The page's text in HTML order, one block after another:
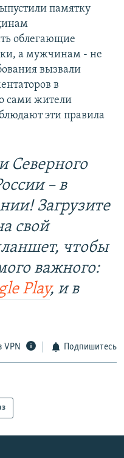
памятку
облегающие
а мужчинам - не
вызвали
в
сами жители
эти правила
Северного
– в
Загрузите
свой
чтобы
важного:
Play, и в
VPN Подпишитесь